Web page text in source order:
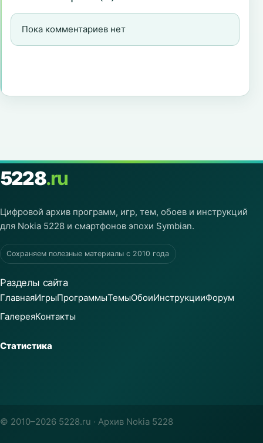
Пока комментариев нет
5228.ru
Цифровой архив программ, игр, тем, обоев и инструкций
для Nokia 5228 и смартфонов эпохи Symbian.
Сохраняем полезные материалы с 2010 года
Разделы сайта
ГлавнаяИгрыПрограммыТемыОбоиИнструкцииФорум
ГалереяКонтакты
Статистика
© 2010–2026 5228.ru · Архив Nokia 5228